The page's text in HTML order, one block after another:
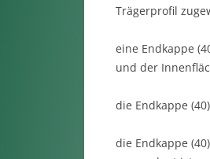
Trägerprofil
eine Endkappe
und der
die Endkappe
die Endkappe